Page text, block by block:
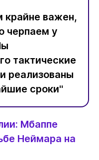
крайне важен,
черпаем у
тактические
реализованы
сроки"
Мбаппе
Неймара на